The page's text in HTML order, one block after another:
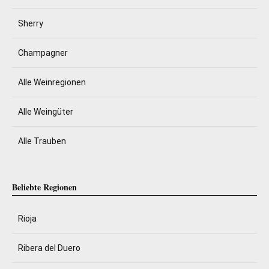
Sherry
Champagner
Alle Weinregionen
Alle Weingüter
Alle Trauben
Beliebte Regionen
Rioja
Ribera del Duero